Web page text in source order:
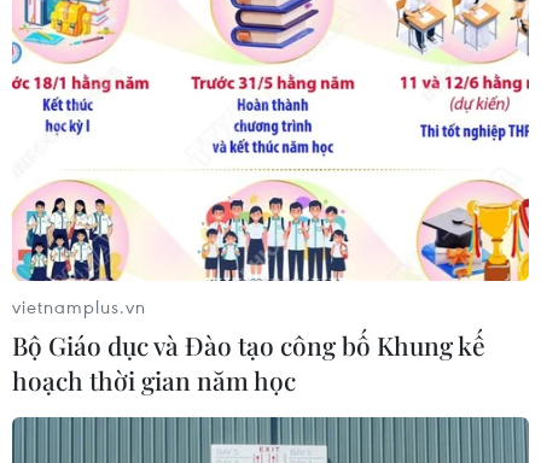
ăn uống trong nhà, đáp ứng đầy đủ các yêu cầu về
phòng, chống dịch vẫn được hoạt động.
vietnamplus.vn
Bộ Giáo dục và Đào tạo công bố Khung kế
hoạch thời gian năm học